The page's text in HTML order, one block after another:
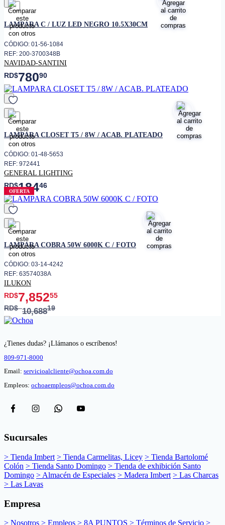
favorito
LAMPARA C / LUZ LED NEGRO 10.5X30CM
CÓDIGO: 01-56-1084
REF: 200-3700348B
NAVIDAD-SANTINI
RD$78090
favorito
LAMPARA CLOSET T5 / 8W / ACAB. PLATEADO
CÓDIGO: 01-48-5653
REF: 972441
GENERAL LIGHTING
RD$18446
OFERTA
favorito
LAMPARA COBRA 50W 6000K C / FOTO
CÓDIGO: 03-14-4242
REF: 63574038A
ILUKON
RD$7,85255
RD$10,68819
¿Tienes dudas? ¡Llámanos o escríbenos!
809-971-8000
Email: servicioalcliente@ochoa.com.do
Empleos: ochoaempleos@ochoa.com.do
Sucursales
> Tienda Imbert > Tienda Carmelitas, Licey > Tienda Bartolomé
Colón > Tienda Santo Domingo > Tienda de exhibición Santo
Domingo > Almacén de Especiales > Madera Imbert > Las Charcas
> Las Lavas
Empresa
> Nosotros > Empleos > 8A PUNTOS > Términos de Servicio >